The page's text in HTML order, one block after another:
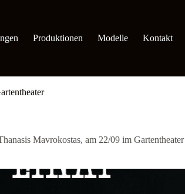
Produktionen Modelle Kontakt
Mavrokostas, am 22/09 im Gartentheater